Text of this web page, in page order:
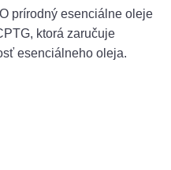
prírodný esenciálne oleje
ktorá zaručuje
esenciálneho oleja.